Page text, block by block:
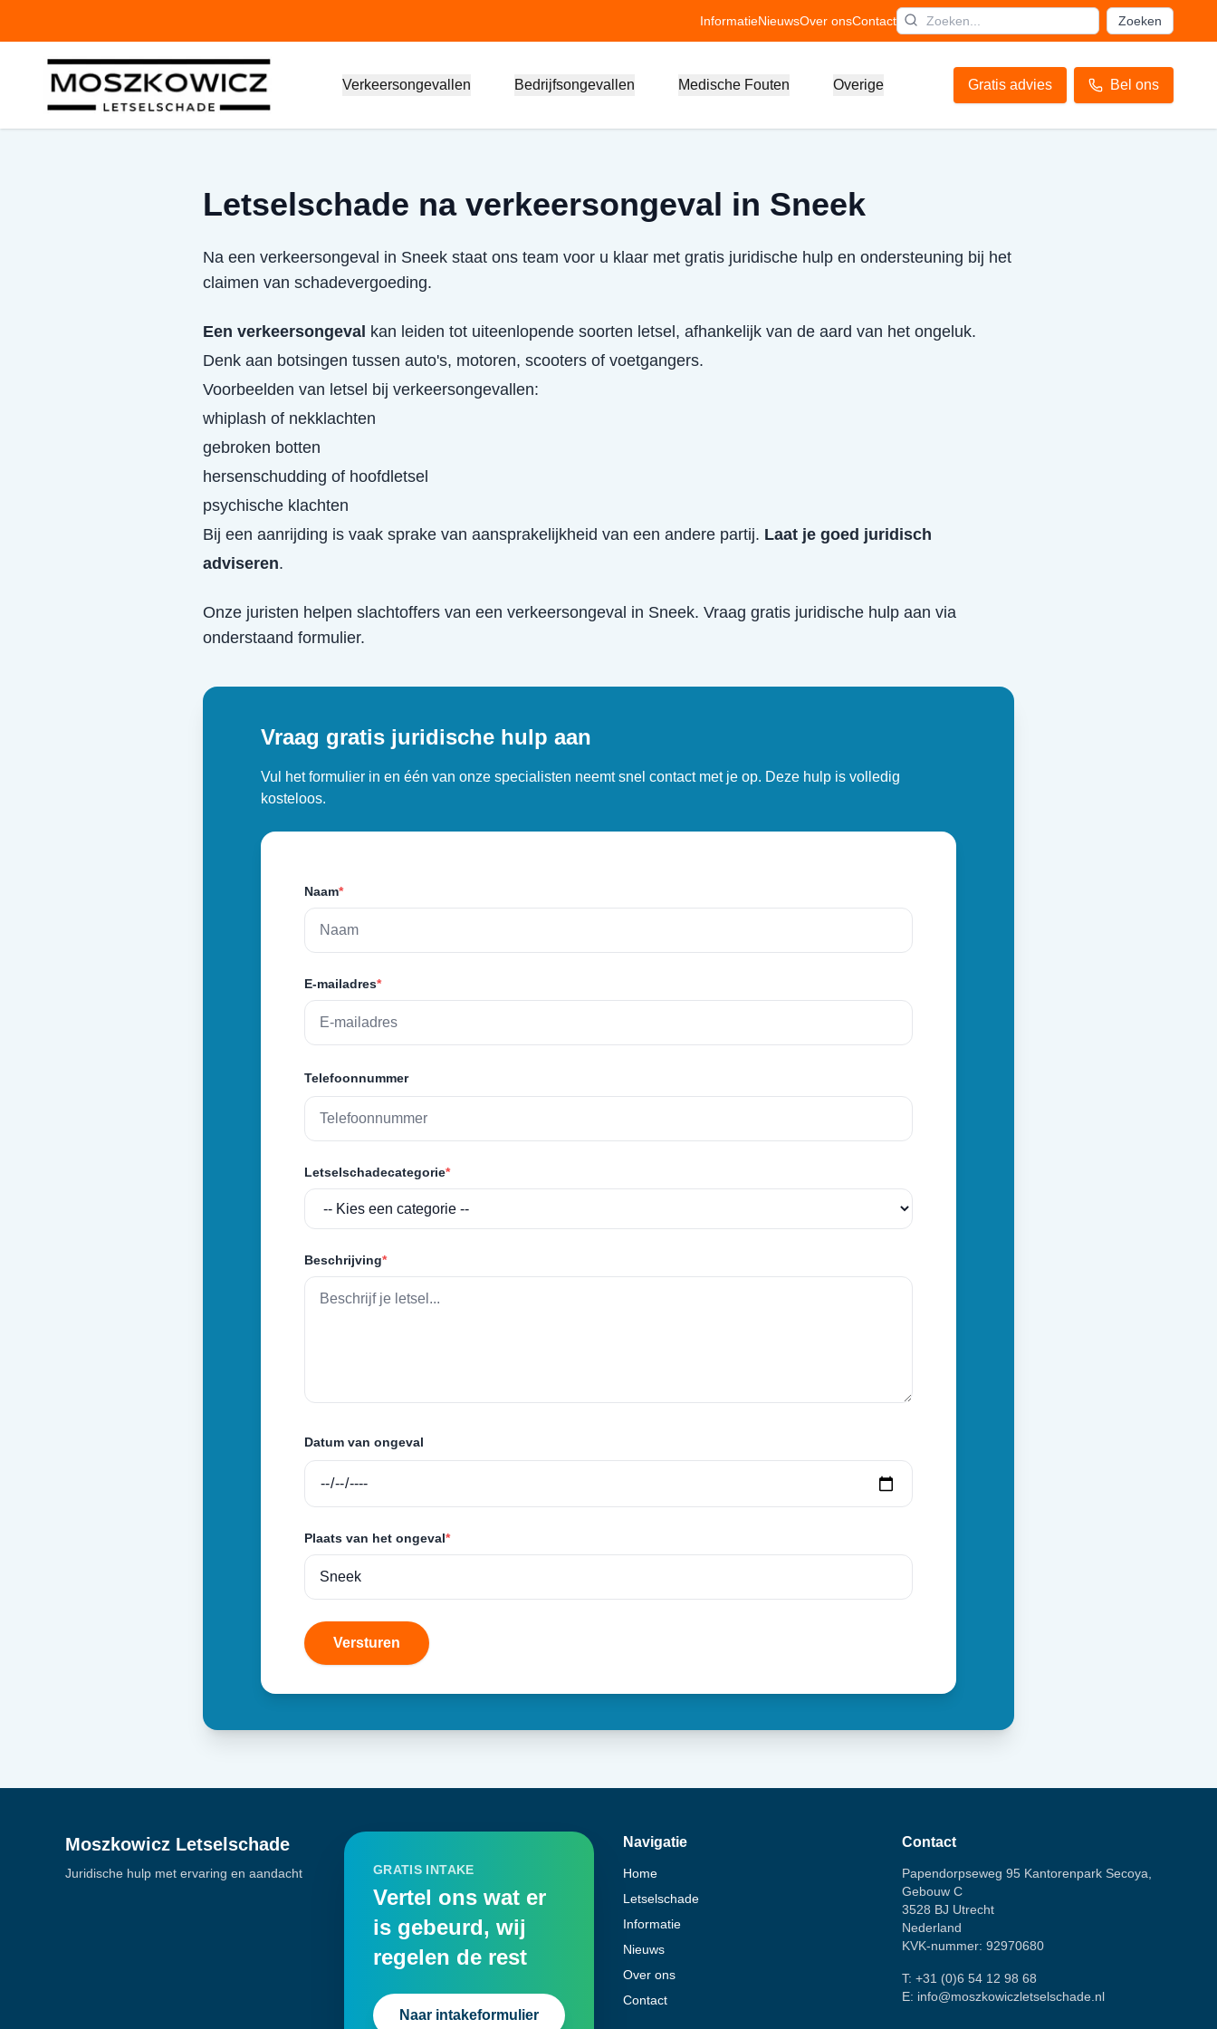
InformatieNieuwsOver onsContact Zoeken
Verkeersongevallen Bedrijfsongevallen Medische Fouten Overige Gratis advies Bel ons
Letselschade na verkeersongeval in Sneek
Na een verkeersongeval in Sneek staat ons team voor u klaar met gratis juridische hulp en ondersteuning bij het
claimen van schadevergoeding.
Een verkeersongeval kan leiden tot uiteenlopende soorten letsel, afhankelijk van de aard van het ongeluk.
Denk aan botsingen tussen auto's, motoren, scooters of voetgangers.
Voorbeelden van letsel bij verkeersongevallen:
whiplash of nekklachten
gebroken botten
hersenschudding of hoofdletsel
psychische klachten
Bij een aanrijding is vaak sprake van aansprakelijkheid van een andere partij. Laat je goed juridisch
adviseren.
Onze juristen helpen slachtoffers van een verkeersongeval in Sneek. Vraag gratis juridische hulp aan via
onderstaand formulier.
Vraag gratis juridische hulp aan
Vul het formulier in en één van onze specialisten neemt snel contact met je op. Deze hulp is volledig
kosteloos.
Naam*
E-mailadres*
Telefoonnummer
Letselschadecategorie*
Beschrijving*
Datum van ongeval
Plaats van het ongeval*
Versturen
Moszkowicz Letselschade
Juridische hulp met ervaring en aandacht GRATIS INTAKE
Vertel ons wat er
is gebeurd, wij
regelen de rest
Naar intakeformulier
Navigatie
Home
Letselschade
Informatie
Nieuws
Over ons
Contact
Contact
Papendorpseweg 95 Kantorenpark Secoya,
Gebouw C
3528 BJ Utrecht
Nederland
KVK-nummer: 92970680
T: +31 (0)6 54 12 98 68
E: info@moszkowiczletselschade.nl